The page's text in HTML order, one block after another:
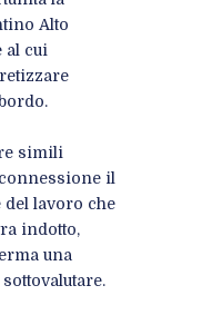
Alto
al cui
simili
il
lavoro che
indotto,
una